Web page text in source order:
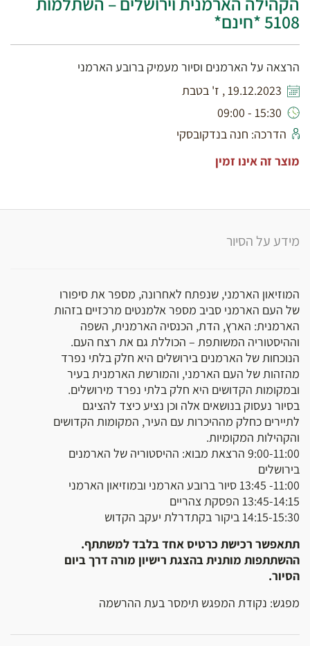
5108 *חינם*
הרצאה על הארמנים וסיור מעמיק ברובע הארמני
19.12.2023 , ז' בטבת
15:30 - 09:00
הדרכה: חנה בנדקובסקי
מוצר זה אינו זמין
מידע על הסיור
המוזיאון הארמני, שנפתח לאחרונה, מספר את סיפורו
של העם הארמני סביב מספר אלמנטים מרכזיים בזהות
הארמנית: הארץ, הדת, הכנסיה הארמנית, השפה
וההיסטוריה המשותפת – הכוללת גם את רצח העם.
הנוכחות של הארמנים בירושלים היא חלק בלתי נפרד
מהזהות של העם הארמני, והמורשת הארמנית בעיר
ובמקומות הקדושים היא חלק בלתי נפרד מירושלים.
בסיור נעסוק בנושאים אלה וכן נציע כיצד להציגם
לתיירים כחלק מההיכרות עם העיר, המקומות הקדושים
והקהילות המקומיות.
9:00-11:00 הרצאת מבוא: ההיסטוריה של הארמנים
בירושלים
11:00- 13:45 סיור ברובע הארמני ובמוזיאון הארמני
13:45-14:15 הפסקת צהריים
14:15-15:30 ביקור בקתדרלת יעקב הקדוש
תתאפשר רכישת כרטיס אחד בלבד למשתתף.
ההשתתפות מותנית בהצגת רישיון מורה דרך ביום
הסיור.
מפגש: נקודת המפגש תימסר בעת ההרשמה